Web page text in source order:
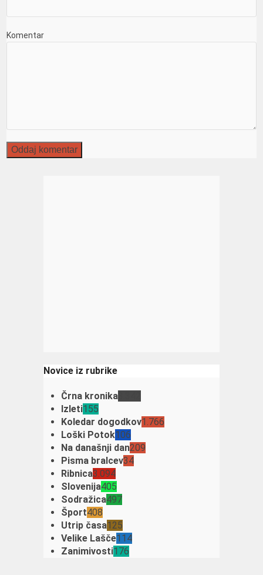
Komentar
Novice iz rubrike
Črna kronika
Izleti155
Koledar dogodkov1.766
Loški Potok106
Na današnji dan209
Pisma bralcev34
Ribnica3.094
Slovenija405
Sodražica497
Šport408
Utrip časa125
Velike Lašče114
Zanimivosti176